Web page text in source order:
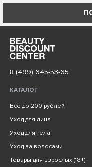
8 (499) 645-53-65
КАТАЛОГ
Всё до 200 рублей
Уход для лица
Уход для тела
Уход за волосами
Товары для взрослых (18+)